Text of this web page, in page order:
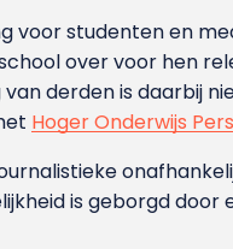
voor studenten en
over voor hen
derden is daarbij
Hoger Onderwijs
is geborgd door